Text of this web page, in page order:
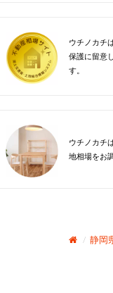
ウチノカチ
保護に留意
す。
ウチノカチ
地相場をお
静岡